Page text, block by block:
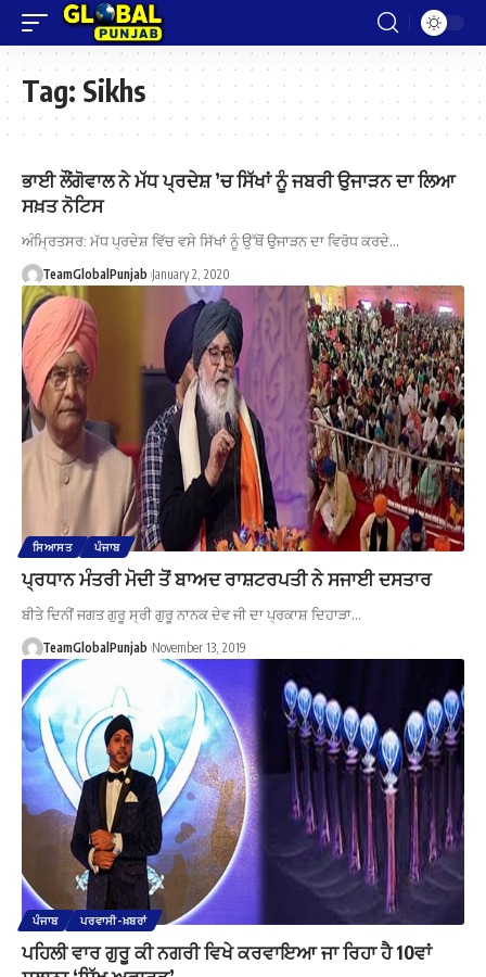
Tag: Sikhs
ਭਾਈ ਲੌਂਗੋਵਾਲ ਨੇ ਮੱਧ ਪ੍ਰਦੇਸ਼ ’ਚ ਸਿੱਖਾਂ ਨੂੰ ਜਬਰੀ ਉਜਾੜਨ ਦਾ ਲਿਆ
ਸਖ਼ਤ ਨੋਟਿਸ
ਅੰਮ੍ਰਿਤਸਰ: ਮੱਧ ਪ੍ਰਦੇਸ਼ ਵਿੱਚ ਵਸੇ ਸਿੱਖਾਂ ਨੂੰ ਉੱਥੋਂ ਉਜਾੜਨ ਦਾ ਵਿਰੋਧ ਕਰਦੇ…
TeamGlobalPunjab January 2, 2020
ਸਿਆਸਤ ਪੰਜਾਬ
ਪ੍ਰਧਾਨ ਮੰਤਰੀ ਮੋਦੀ ਤੋਂ ਬਾਅਦ ਰਾਸ਼ਟਰਪਤੀ ਨੇ ਸਜਾਈ ਦਸਤਾਰ
ਬੀਤੇ ਦਿਨੀਂ ਜਗਤ ਗੁਰੂ ਸ੍ਰੀ ਗੁਰੂ ਨਾਨਕ ਦੇਵ ਜੀ ਦਾ ਪ੍ਰਕਾਸ਼ ਦਿਹਾੜਾ…
TeamGlobalPunjab November 13, 2019
ਪੰਜਾਬ ਪਰਵਾਸੀ-ਖ਼ਬਰਾਂ
ਪਹਿਲੀ ਵਾਰ ਗੁਰੂ ਕੀ ਨਗਰੀ ਵਿਖੇ ਕਰਵਾਇਆ ਜਾ ਰਿਹਾ ਹੈ 10ਵਾਂ